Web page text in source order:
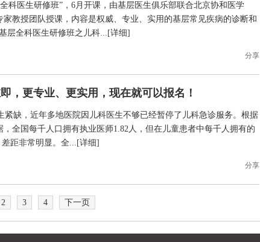
科医生研修班”，6月开课，由基层医生俱乐部联合北京协和医学
家教授团队授课，内容是权威、专业、实用的基层常见疾病的诊断和
层全科医生研修班之儿科...[详细]
分享
，更专业、更实用，现在就可以报名！
紧缺，近年多地医院因儿科医生不够已经暂停了儿科急诊服务。根据
，全国每千人口拥有执业医师1.82人，但在儿童患者中每千人拥有的
差距非常明显。全...[详细]
分享
2 3 4 下一页